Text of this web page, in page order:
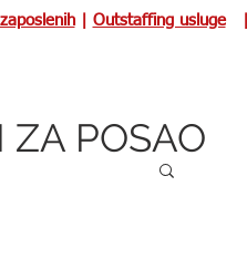
| Outstaffing usluge|
POSAO